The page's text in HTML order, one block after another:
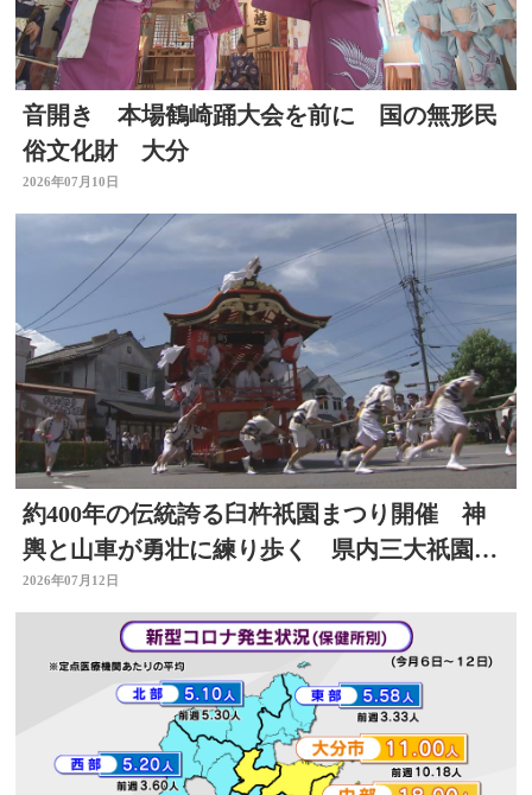
音開き 本場鶴崎踊大会を前に 国の無形民
俗文化財 大分
2026年07月10日
約400年の伝統誇る臼杵祇園まつり開催 神
輿と山車が勇壮に練り歩く 県内三大祇園の
１つ 大分
2026年07月12日